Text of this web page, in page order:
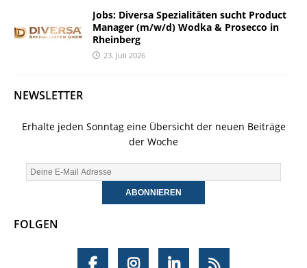
Jobs: Diversa Spezialitäten sucht Product
Manager (m/w/d) Wodka & Prosecco in
Rheinberg
23. Juli 2026
NEWSLETTER
Erhalte jeden Sonntag eine Übersicht der neuen Beiträge
der Woche
FOLGEN